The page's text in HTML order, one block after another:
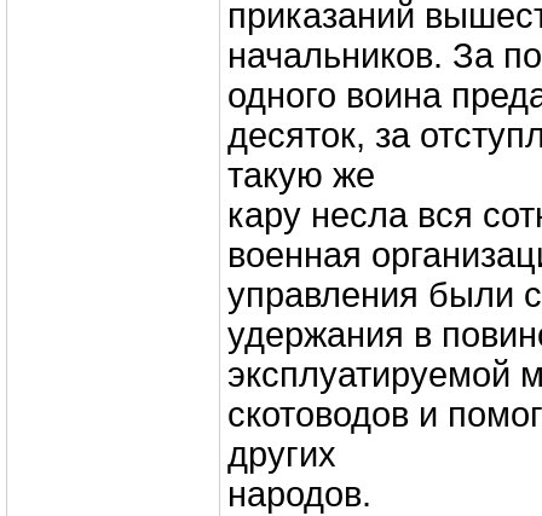
приказаний
начальников. За
одного воина
десяток, за
такую же
кару несла вся
военная
управления были
удержания в
эксплуатируемой
скотоводов и
других
народов.